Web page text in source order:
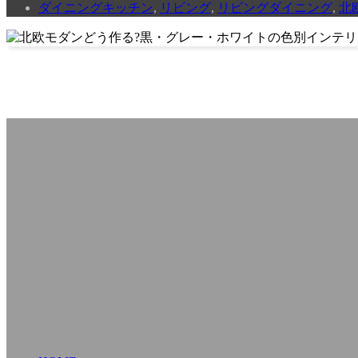
ダイニングキッチン, リビング, リビングダイニング, 北